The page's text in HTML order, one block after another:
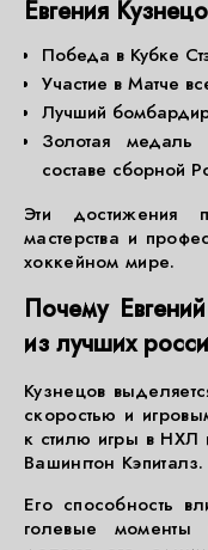
Евгения
Победа в Кубке
Участие в Матче
Лучший
Золотая
составе сборной
Эти достижения
мастерства и
хоккейном мире.
Почему
из лучших
Кузнецов
скоростью и
к стилю игры в НХЛ
Вашингтон Кэпиталз.
Его способность
голевые моменты